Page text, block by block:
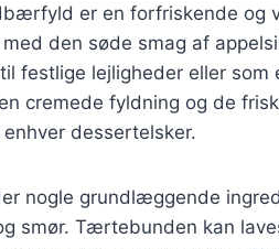
er en forfriskende og
den søde smag af
festlige lejligheder eller som
cremede fyldning og de
dessertelsker.
nogle grundlæggende
smør. Tærtebunden kan